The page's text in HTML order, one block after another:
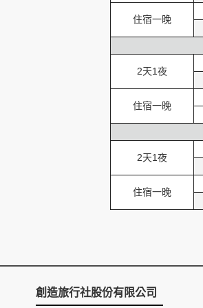
住宿一晚
2天1夜
住宿一晚
2天1夜
住宿一晚
創造旅行社股份有限公司